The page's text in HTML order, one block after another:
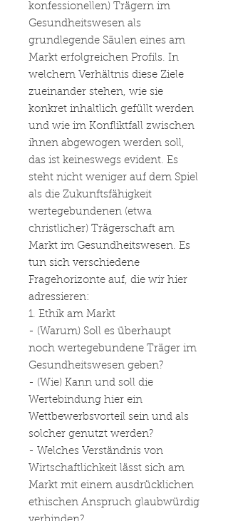
konfessionellen) Trägern im
Gesundheitswesen als
grundlegende Säulen eines am
Markt erfolgreichen Profils. In
welchem Verhältnis diese Ziele
zueinander stehen, wie sie
konkret inhaltlich gefüllt werden
und wie im Konfliktfall zwischen
ihnen abgewogen werden soll,
das ist keineswegs evident. Es
steht nicht weniger auf dem Spiel
als die Zukunftsfähigkeit
wertegebundenen (etwa
christlicher) Trägerschaft am
Markt im Gesundheitswesen. Es
tun sich verschiedene
Fragehorizonte auf, die wir hier
adressieren:
1. Ethik am Markt
- (Warum) Soll es überhaupt
noch wertegebundene Träger im
Gesundheitswesen geben?
- (Wie) Kann und soll die
Wertebindung hier ein
Wettbewerbsvorteil sein und als
solcher genutzt werden?
- Welches Verständnis von
Wirtschaftlichkeit lässt sich am
Markt mit einem ausdrücklichen
ethischen Anspruch glaubwürdig